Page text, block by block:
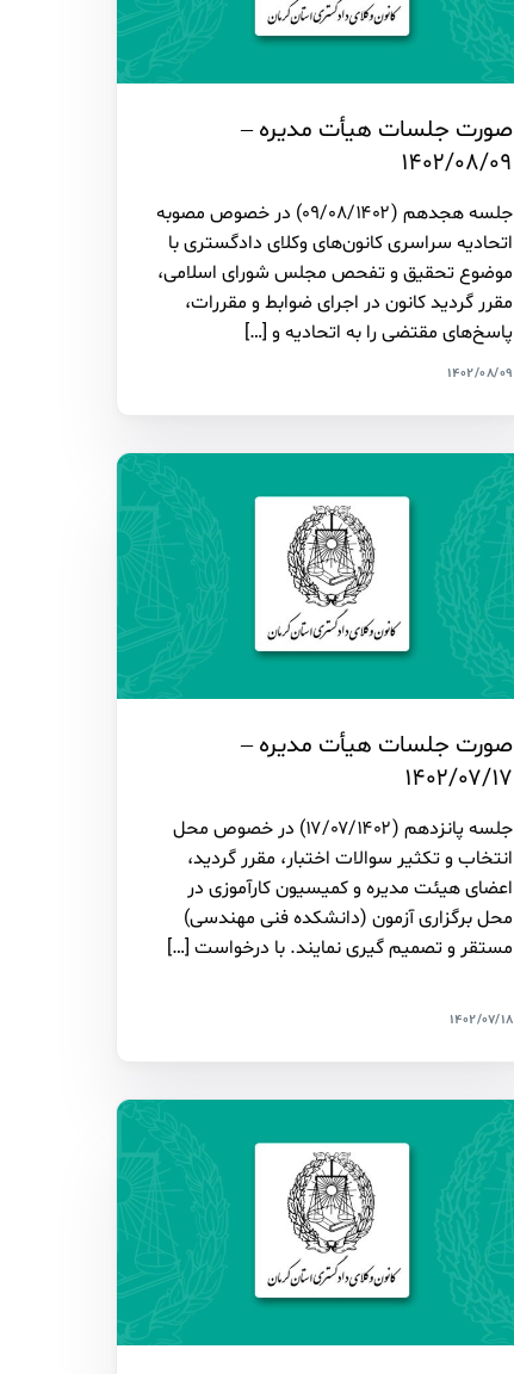
صورت جلسات هیأت مدیره –
۱۴۰۲/۰۸/۰۹
جلسه هجدهم (۰۹/۰۸/۱۴۰۲) در خصوص مصوبه
اتحادیه سراسری کانون‌های وکلای دادگستری با
موضوع تحقیق و تفحص مجلس شورای اسلامی،
مقرر گردید کانون در اجرای ضوابط و مقررات،
پاسخ‌های مقتضی را به اتحادیه و […]
۱۴۰۲/۰۸/۰۹
صورت جلسات هیأت مدیره –
۱۴۰۲/۰۷/۱۷
جلسه پانزدهم (۱۷/۰۷/۱۴۰۲) در خصوص محل
انتخاب و تکثیر سوالات اختبار، مقرر گردید،
اعضای هیئت مدیره و کمیسیون کارآموزی در
محل برگزاری آزمون (دانشکده فنی مهندسی)
مستقر و تصمیم گیری نمایند. با درخواست […]
۱۴۰۲/۰۷/۱۸